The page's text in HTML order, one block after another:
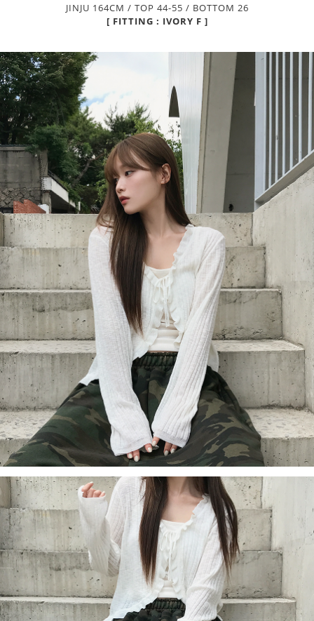
JINJU 164CM / TOP 44-55 / BOTTOM 26
[ FITTING : IVORY F ]